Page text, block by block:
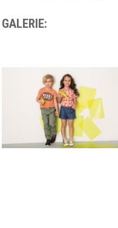
GALERIE: